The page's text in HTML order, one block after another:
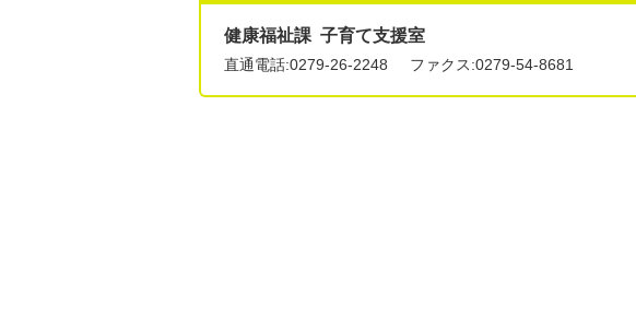
健康福祉課 子育て支援室
直通電話:0279-26-2248 ファクス:0279-54-8681